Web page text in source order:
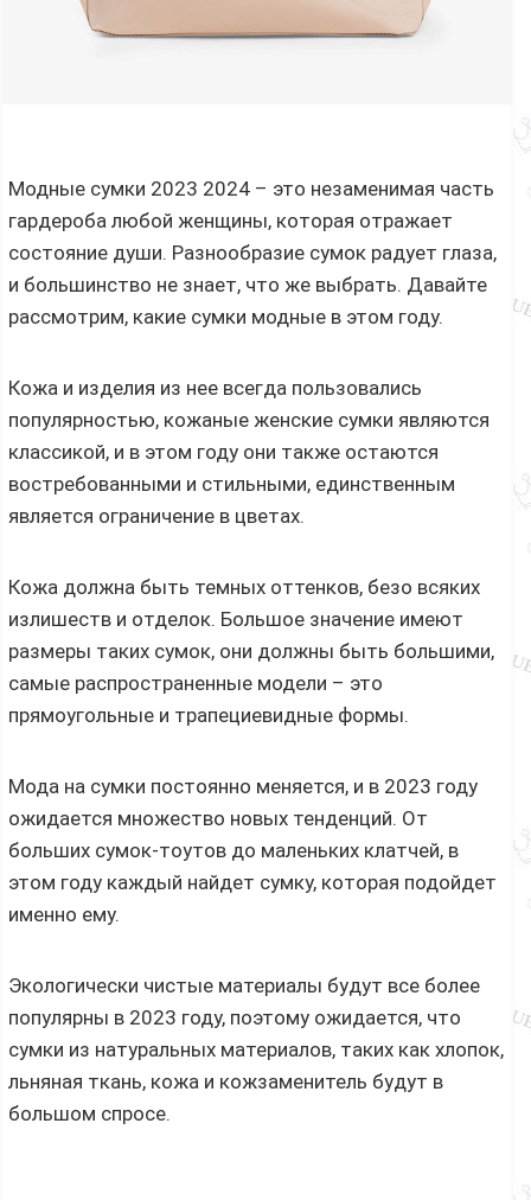
Модные сумки 2023 2024 – это незаменимая часть
гардероба любой женщины, которая отражает
состояние души. Разнообразие сумок радует глаза,
и большинство не знает, что же выбрать. Давайте
рассмотрим, какие сумки модные в этом году.
Кожа и изделия из нее всегда пользовались
популярностью, кожаные женские сумки являются
классикой, и в этом году они также остаются
востребованными и стильными, единственным
является ограничение в цветах.
Кожа должна быть темных оттенков, безо всяких
излишеств и отделок. Большое значение имеют
размеры таких сумок, они должны быть большими,
самые распространенные модели – это
прямоугольные и трапециевидные формы.
Мода на сумки постоянно меняется, и в 2023 году
ожидается множество новых тенденций. От
больших сумок-тоутов до маленьких клатчей, в
этом году каждый найдет сумку, которая подойдет
именно ему.
Экологически чистые материалы будут все более
популярны в 2023 году, поэтому ожидается, что
сумки из натуральных материалов, таких как хлопок,
льняная ткань, кожа и кожзаменитель будут в
большом спросе.